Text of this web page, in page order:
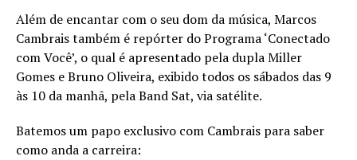
Além de encantar com o seu dom da música, Marcos
Cambrais também é repórter do Programa ‘Conectado
com Você’, o qual é apresentado pela dupla Miller
Gomes e Bruno Oliveira, exibido todos os sábados das 9
às 10 da manhã, pela Band Sat, via satélite.
Batemos um papo exclusivo com Cambrais para saber
como anda a carreira: